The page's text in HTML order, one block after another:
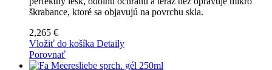
škrabance, ktoré sa objavujú na povrchu skla.
2,265 €
Vložiť do košíka Detaily
Porovnať